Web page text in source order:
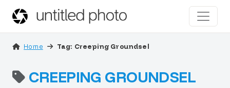
Home Tag: Creeping Groundsel
CREEPING GROUNDSEL